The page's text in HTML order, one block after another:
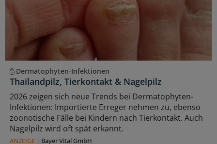
Dermatophyten-Infektionen
Thailandpilz, Tierkontakt & Nagelpilz
2026 zeigen sich neue Trends bei Dermatophyten-
Infektionen: Importierte Erreger nehmen zu, ebenso
zoonotische Fälle bei Kindern nach Tierkontakt. Auch
Nagelpilz wird oft spät erkannt.
ANZEIGE | Bayer Vital GmbH